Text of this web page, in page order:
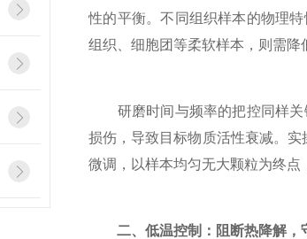
性的平衡。不同组织样本的物理
组织、细胞团等柔软样本，则需降
研磨时间与频率的把控同样关
损伤，导致目标物质活性衰减。
微调，以样本均匀无大颗粒为终点
二、低温控制：阻断热降解，